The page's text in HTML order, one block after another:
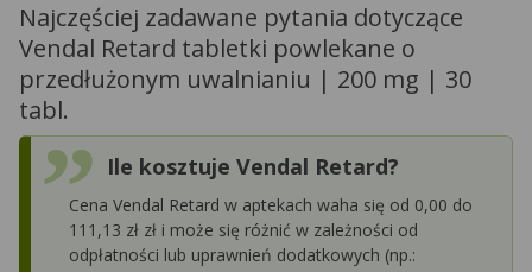
Najczęściej zadawane pytania dotyczące
Vendal Retard tabletki powlekane o
przedłużonym uwalnianiu | 200 mg | 30
tabl.
Ile kosztuje Vendal Retard?
Cena Vendal Retard w aptekach waha się od 0,00 do
111,13 zł zł i może się różnić w zależności od
odpłatności lub uprawnień dodatkowych (np.: